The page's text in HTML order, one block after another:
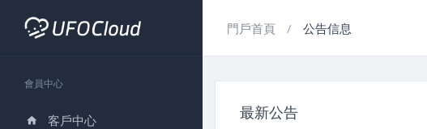
會員中心
客戶中心
門戶首頁 公告信息
最新公告